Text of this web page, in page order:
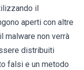
il
aperti con altre
malware non verrà
distribuiti
falsi e un metodo